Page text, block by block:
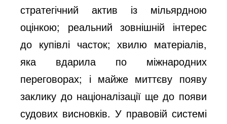
стратегічний актив із мільярдною
оцінкою; реальний зовнішній інтерес
до купівлі часток; хвилю матеріалів,
яка вдарила по міжнародних
переговорах; і майже миттєву появу
заклику до націоналізації ще до появи
судових висновків. У правовій системі